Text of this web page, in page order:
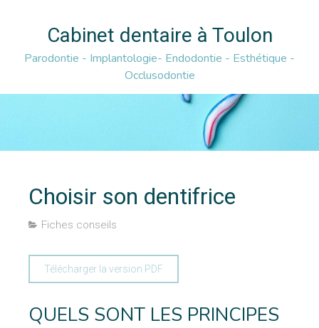
Cabinet dentaire à Toulon
Parodontie - Implantologie- Endodontie - Esthétique -
Occlusodontie
Choisir son dentifrice
Fiches conseils
Télécharger la version PDF
QUELS SONT LES PRINCIPES